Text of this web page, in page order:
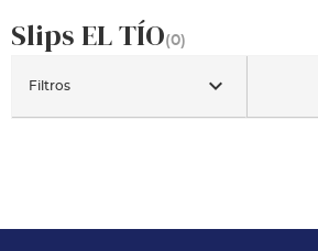
Slips EL TÍO(0)
Filtros keyboard_arrow_down